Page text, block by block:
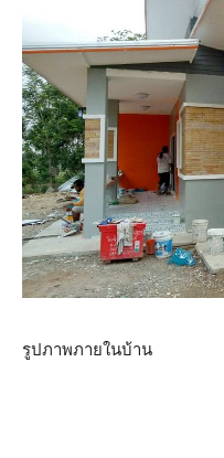
รูปภาพภายในบ้าน